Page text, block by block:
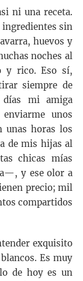
ni una receta.
ingredientes sin
huevos y
noches al
y rico. Eso sí,
siempre de
días mi amiga
unos
unas horas los
de mis hijas al
chicas mías
y ese olor a
precio; mil
compartidos
exquisito
Es muy
de hoy es un